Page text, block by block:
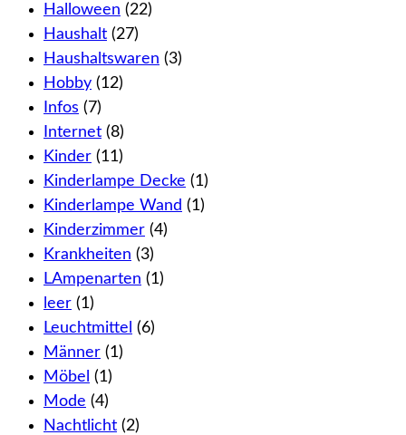
Halloween (22)
Haushalt (27)
Haushaltswaren (3)
Hobby (12)
Infos (7)
Internet (8)
Kinder (11)
Kinderlampe Decke (1)
Kinderlampe Wand (1)
Kinderzimmer (4)
Krankheiten (3)
LAmpenarten (1)
leer (1)
Leuchtmittel (6)
Männer (1)
Möbel (1)
Mode (4)
Nachtlicht (2)